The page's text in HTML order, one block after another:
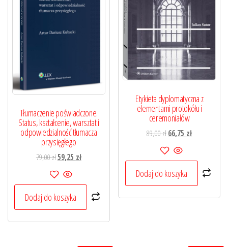
Tłumaczenie poświadczone.
Status, kształcenie, warsztat i
odpowiedzialność tłumacza
przysięgłego
79,00złPierwotna
cena
wynosiła:
79,00 zł.
59,25 złAktualna
59,25 zł.
Dodaj do koszyka
Etykieta dyplomatyczna z
elementami protokółu i
ceremoniałów
89,00złPierwotna
cena
wynosiła:
89,00 zł.
66,75 złAktualna
66,75 zł.
Dodaj do koszyka